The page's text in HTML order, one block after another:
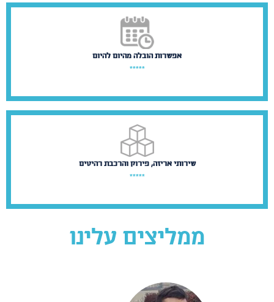
אפשרות הובלה מהיום להיום
שירותי אריזה, פירוק והרכבת רהיטים
ממליצים עלינו